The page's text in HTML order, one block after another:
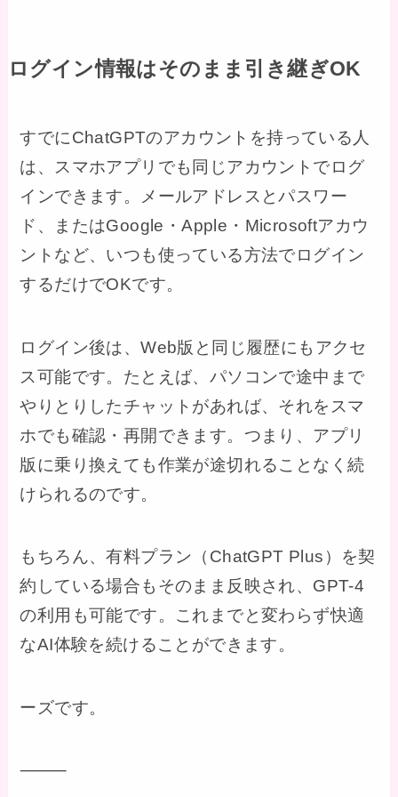
ログイン情報はそのまま引き継ぎOK
すでにChatGPTのアカウントを持っている人
は、スマホアプリでも同じアカウントでログ
インできます。メールアドレスとパスワー
ド、またはGoogle・Apple・Microsoftアカウ
ントなど、いつも使っている方法でログイン
するだけでOKです。
ログイン後は、Web版と同じ履歴にもアクセ
ス可能です。たとえば、パソコンで途中まで
やりとりしたチャットがあれば、それをスマ
ホでも確認・再開できます。つまり、アプリ
版に乗り換えても作業が途切れることなく続
けられるのです。
もちろん、有料プラン（ChatGPT Plus）を契
約している場合もそのまま反映され、GPT-4
の利用も可能です。これまでと変わらず快適
なAI体験を続けることができます。
ーズです。
⸻